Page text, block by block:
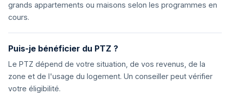
grands appartements ou maisons selon les programmes en
cours.
Puis-je bénéficier du PTZ ?
Le PTZ dépend de votre situation, de vos revenus, de la
zone et de l'usage du logement. Un conseiller peut vérifier
votre éligibilité.